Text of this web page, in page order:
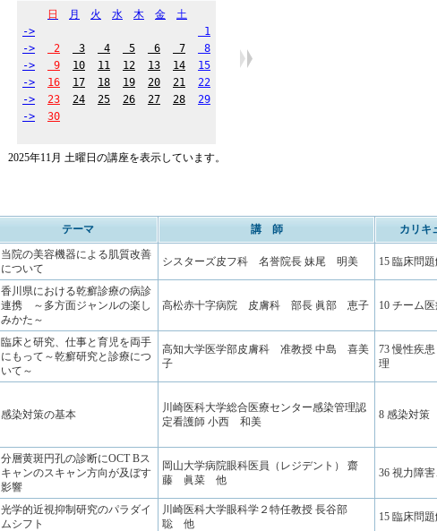
日 月 火 水 木 金
土
->
1
->
2 3 4 5 6 7
8
->
9 10 11 12 13 14
15
->
16 17 18 19 20 21
22
->
23 24 25 26 27 28
29
->
30
2025年11月 土曜日の講座を表示しています。
テーマ 講 師 カリキ
当院の美容機器による肌質改善
について
シスターズ皮フ科 名誉院長 妹尾 明美 15 臨床問
香川県における乾癬診療の病診
連携 ～多方面ジャンルの楽し
みかた～
高松赤十字病院 皮膚科 部長 眞部 恵子 10 チーム
臨床と研究、仕事と育児を両手
にもって～乾癬研究と診療につ
いて～
高知大学医学部皮膚科 准教授 中島 喜美
子
73 慢性疾
理
感染対策の基本
川崎医科大学総合医療センター感染管理認
定看護師 小西 和美
8 感染対策
分層黄斑円孔の診断にOCT Bス
キャンのスキャン方向が及ぼす
影響
岡山大学病院眼科医員（レジデント） 齋
藤 眞菜 他
36 視力障
光学的近視抑制研究のパラダイ
ムシフト
川崎医科大学眼科学２特任教授 長谷部
聡 他
15 臨床問